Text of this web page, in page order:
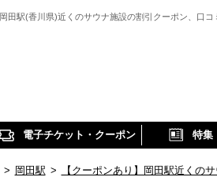
岡田駅(香川県)近くのサウナ施設の割引クーポン、口コ
電子チケット・クーポン 特集
> 岡田駅 > 【クーポンあり】岡田駅近くの